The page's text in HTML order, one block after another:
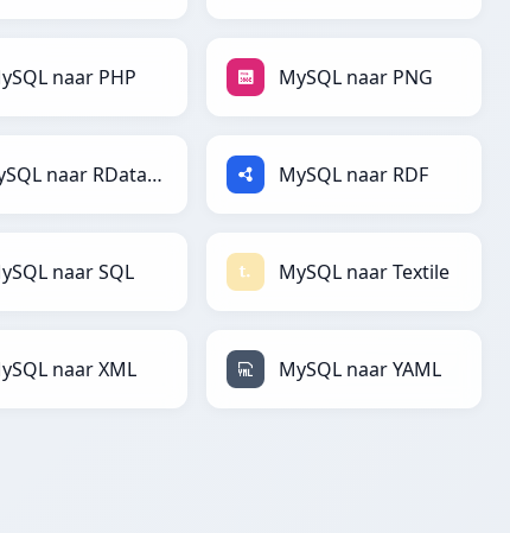
naar PHP MySQL naar PNG
MySQL naar RDataFrame MySQL naar RDF
naar SQL MySQL naar Textile
naar XML MySQL naar YAML